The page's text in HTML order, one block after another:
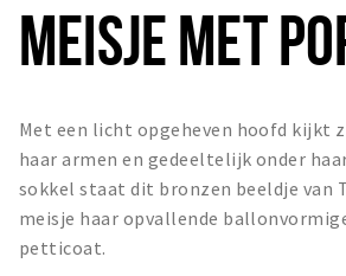
MEISJE MET
Met een licht opgeheven hoofd kijkt
haar armen en gedeeltelijk onder
sokkel staat dit bronzen beeldje van
meisje haar opvallende
petticoat.